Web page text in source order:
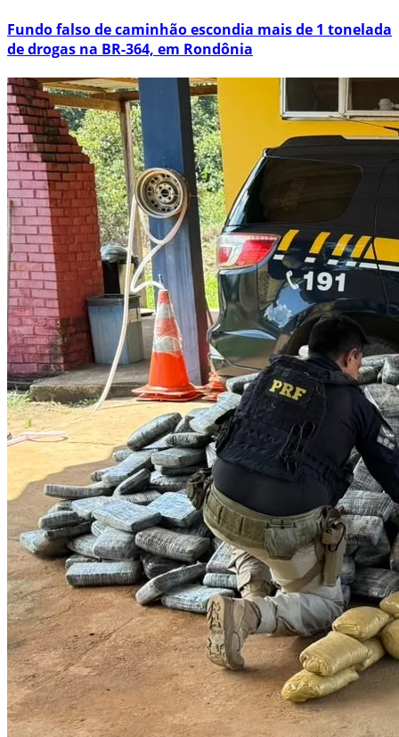
Fundo falso de caminhão escondia mais de 1 tonelada
de drogas na BR-364, em Rondônia